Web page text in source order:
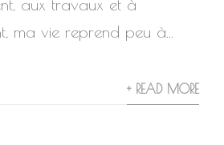
aux travaux et à
ma vie reprend peu à...
+ READ MORE